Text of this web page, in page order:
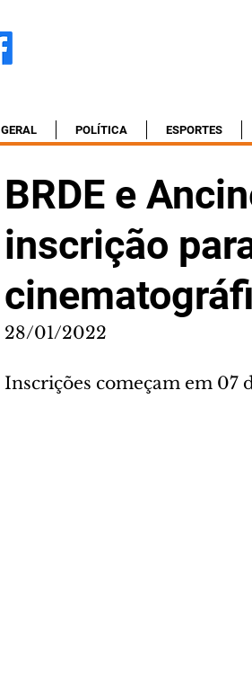
GERAL POLÍTICA ESPORTES
BRDE e
inscrição
28/01/2022
Inscrições começam em 07